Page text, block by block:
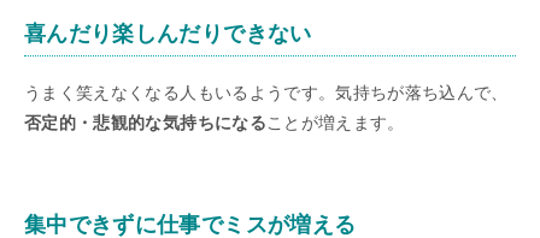
喜んだり楽しんだりできない
うまく笑えなくなる人もいるようです。気持ちが落ち込んで、
否定的・悲観的な気持ちになることが増えます。
集中できずに仕事でミスが増える